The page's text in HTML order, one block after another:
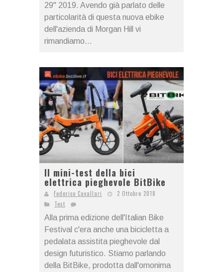
29" 2019. Avendo già parlato delle
particolarità di questa nuova ebike
dell'azienda di Morgan Hill vi
rimandiamo...
Il mini-test della bici
elettrica pieghevole BitBike
Federico Cavallari
2 Ottobre 2018
Test
Alla prima edizione dell'Italian Bike
Festival c'era anche una bicicletta a
pedalata assistita pieghevole dal
design futuristico. Stiamo parlando
della BitBike, prodotta dall'omonima